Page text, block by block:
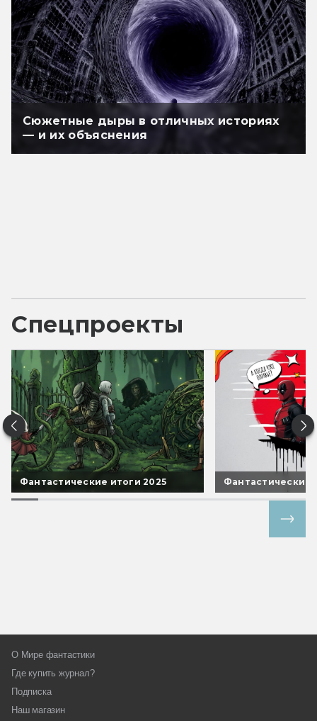
Сюжетные дыры в отличных историях
— и их объяснения
Спецпроекты
Фантастические итоги 2025 Фантастические
О Мире фантастики
Где купить журнал?
Подписка
Наш магазин